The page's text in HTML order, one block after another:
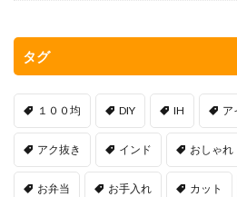
タグ
１００均 DIY IH ア
アク抜き インド おしゃれ
お弁当 お手入れ カット